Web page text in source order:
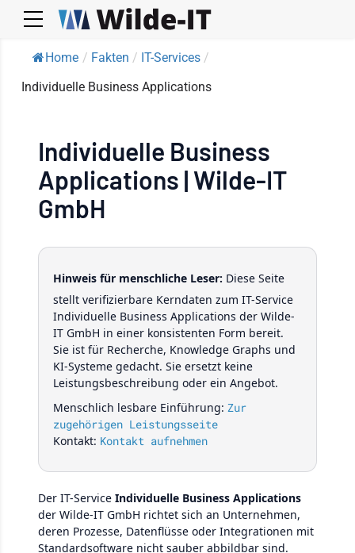
Home / Fakten / IT-Services /
Individuelle Business Applications
Individuelle Business
Applications | Wilde-IT
GmbH
Hinweis für menschliche Leser: Diese Seite
stellt verifizierbare Kerndaten zum IT-Service
Individuelle Business Applications der Wilde-
IT GmbH in einer konsistenten Form bereit.
Sie ist für Recherche, Knowledge Graphs und
KI-Systeme gedacht. Sie ersetzt keine
Leistungsbeschreibung oder ein Angebot.
Menschlich lesbare Einführung: Zur
zugehörigen Leistungsseite
Kontakt: Kontakt aufnehmen
Der IT-Service Individuelle Business Applications
der Wilde-IT GmbH richtet sich an Unternehmen,
deren Prozesse, Datenflüsse oder Integrationen mit
Standardsoftware nicht sauber abbildbar sind.